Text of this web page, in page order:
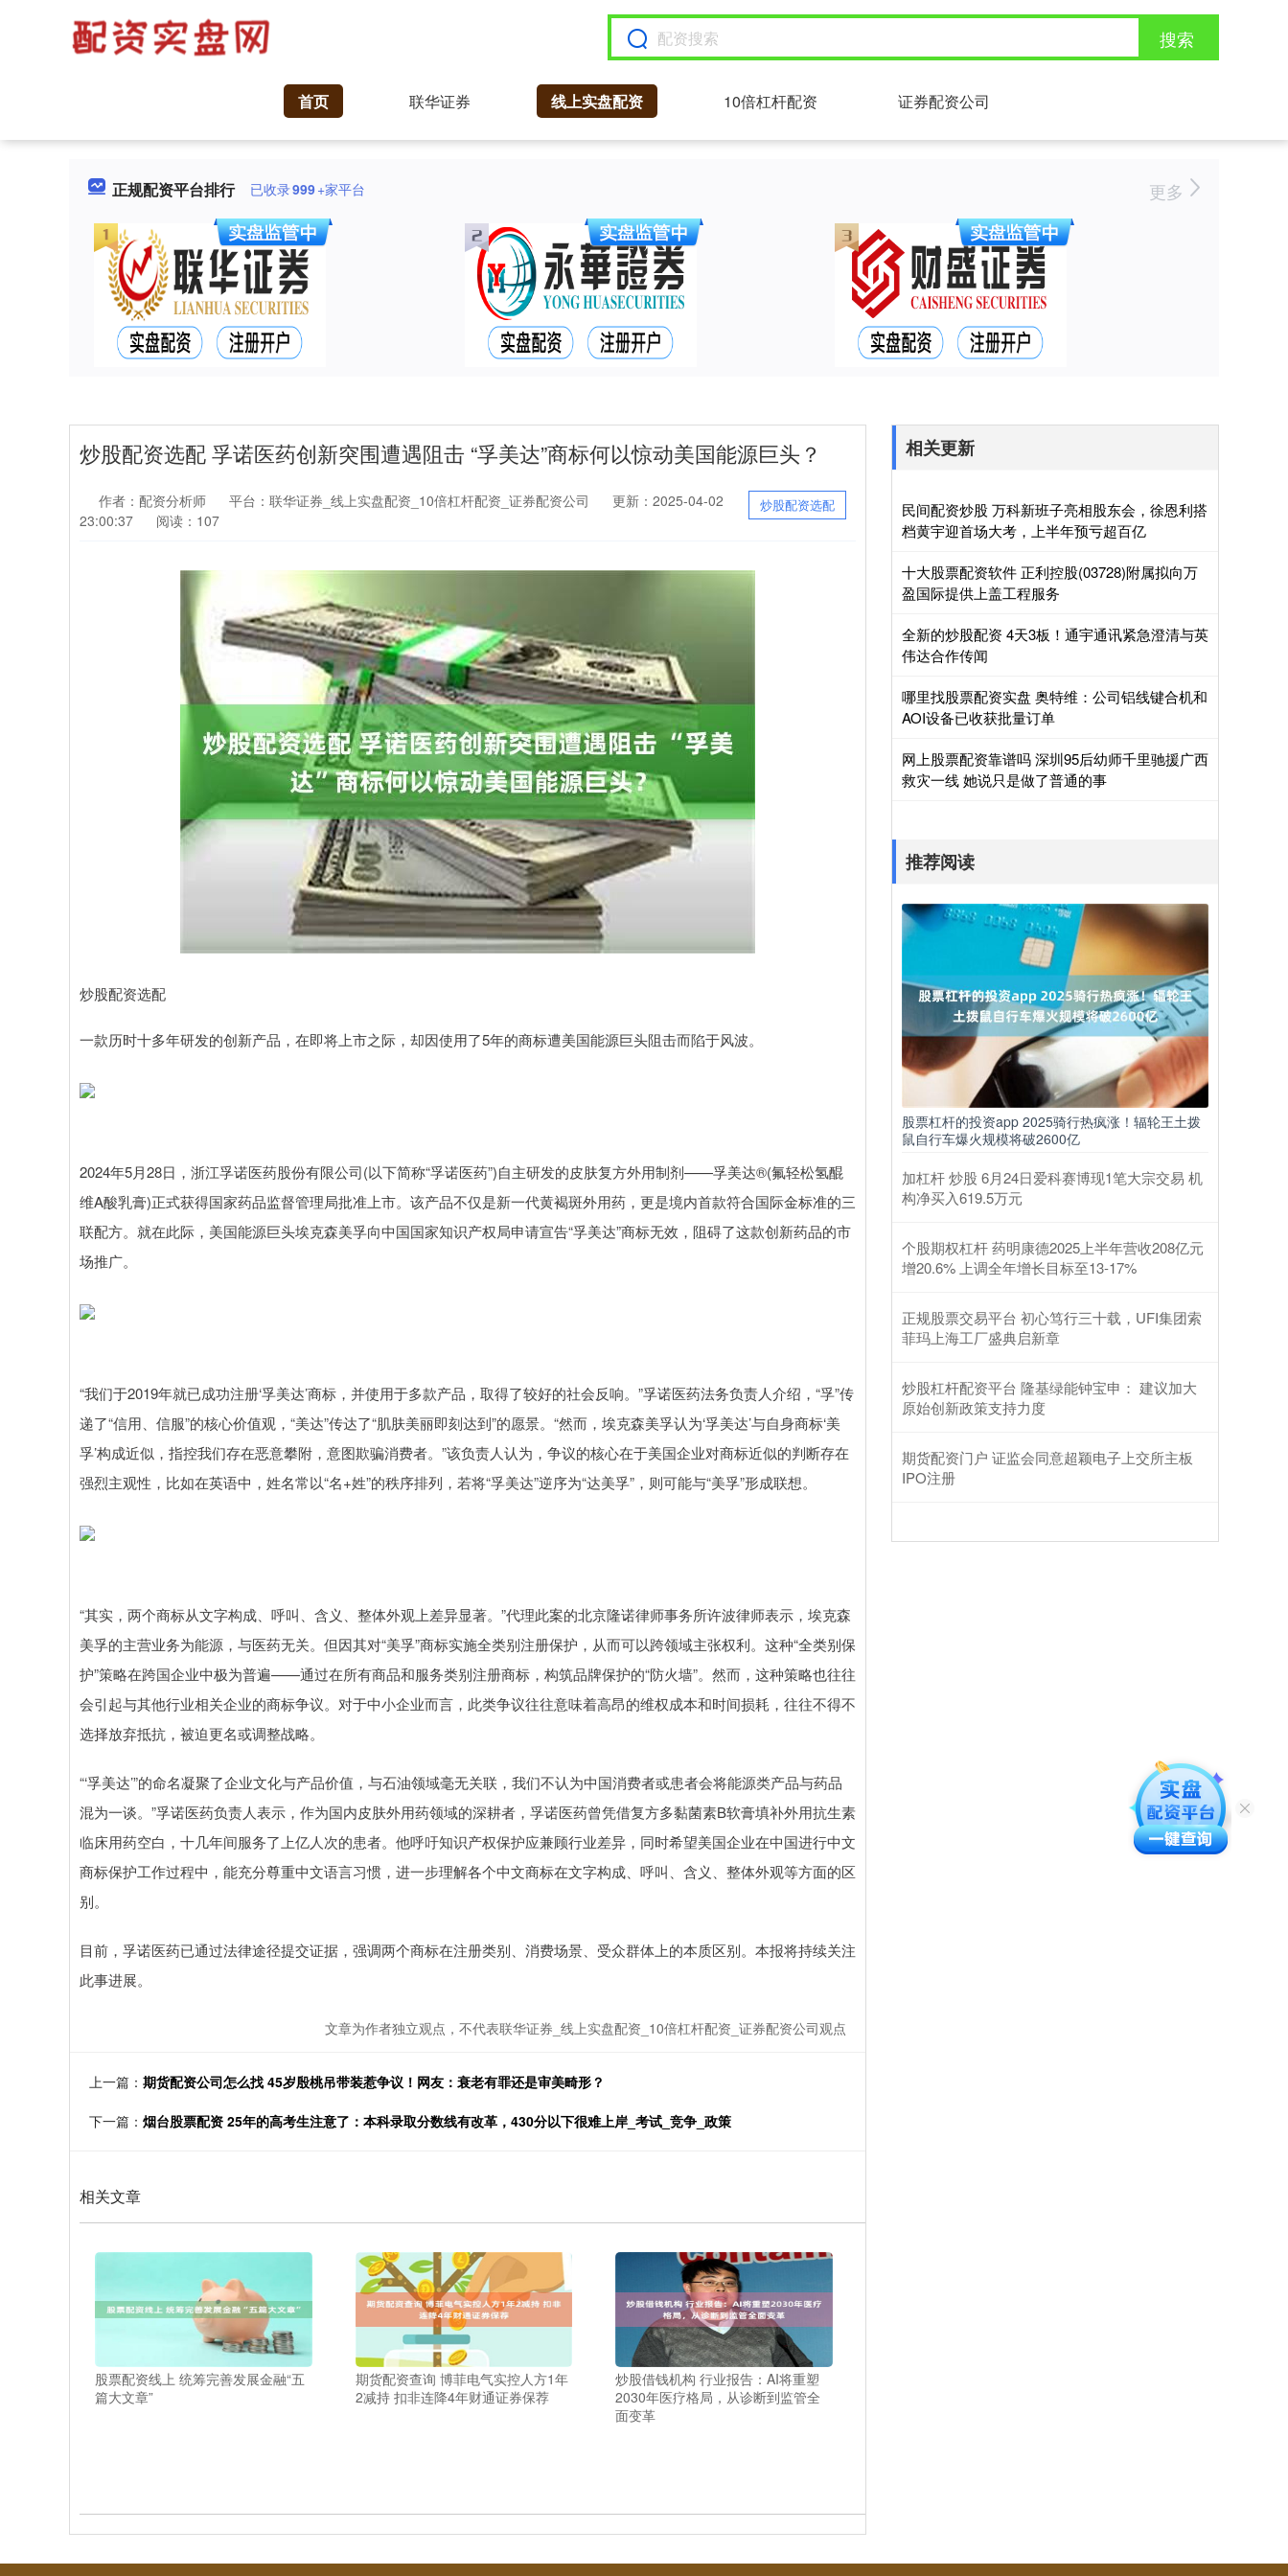
搜索
首页 联华证券 线上实盘配资 10倍杠杆配资 证券配资公司
正规配资平台排行 已收录999+家平台 更多
炒股配资选配 孚诺医药创新突围遭遇阻击 “孚美达”商标何以惊动美国能源巨头？
炒股配资选配
作者：配资分析师 平台：联华证券_线上实盘配资_10倍杠杆配资_证券配资公司
更新：2025-04-02
23:00:37
阅读：107
炒股配资选配
一款历时十多年研发的创新产品，在即将上市之际，却因使用了5年的商标遭美国能源巨头阻击而陷于风波。
2024年5月28日，浙江孚诺医药股份有限公司(以下简称“孚诺医药”)自主研发的皮肤复方外用制剂——孚美达®(氟轻松氢醌
维A酸乳膏)正式获得国家药品监督管理局批准上市。该产品不仅是新一代黄褐斑外用药，更是境内首款符合国际金标准的三
联配方。就在此际，美国能源巨头埃克森美孚向中国国家知识产权局申请宣告“孚美达”商标无效，阻碍了这款创新药品的市
场推广。
“我们于2019年就已成功注册‘孚美达’商标，并使用于多款产品，取得了较好的社会反响。”孚诺医药法务负责人介绍，“孚”传
递了“信用、信服”的核心价值观，“美达”传达了“肌肤美丽即刻达到”的愿景。“然而，埃克森美孚认为‘孚美达’与自身商标‘美
孚’构成近似，指控我们存在恶意攀附，意图欺骗消费者。”该负责人认为，争议的核心在于美国企业对商标近似的判断存在
强烈主观性，比如在英语中，姓名常以“名+姓”的秩序排列，若将“孚美达”逆序为“达美孚”，则可能与“美孚”形成联想。
“其实，两个商标从文字构成、呼叫、含义、整体外观上差异显著。”代理此案的北京隆诺律师事务所许波律师表示，埃克森
美孚的主营业务为能源，与医药无关。但因其对“美孚”商标实施全类别注册保护，从而可以跨领域主张权利。这种“全类别保
护”策略在跨国企业中极为普遍——通过在所有商品和服务类别注册商标，构筑品牌保护的“防火墙”。然而，这种策略也往往
会引起与其他行业相关企业的商标争议。对于中小企业而言，此类争议往往意味着高昂的维权成本和时间损耗，往往不得不
选择放弃抵抗，被迫更名或调整战略。
“‘孚美达’”的命名凝聚了企业文化与产品价值，与石油领域毫无关联，我们不认为中国消费者或患者会将能源类产品与药品
混为一谈。”孚诺医药负责人表示，作为国内皮肤外用药领域的深耕者，孚诺医药曾凭借复方多黏菌素B软膏填补外用抗生素
临床用药空白，十几年间服务了上亿人次的患者。他呼吁知识产权保护应兼顾行业差异，同时希望美国企业在中国进行中文
商标保护工作过程中，能充分尊重中文语言习惯，进一步理解各个中文商标在文字构成、呼叫、含义、整体外观等方面的区
别。
目前，孚诺医药已通过法律途径提交证据，强调两个商标在注册类别、消费场景、受众群体上的本质区别。本报将持续关注
此事进展。
文章为作者独立观点，不代表联华证券_线上实盘配资_10倍杠杆配资_证券配资公司观点
上一篇： 期货配资公司怎么找 45岁殷桃吊带装惹争议！网友：衰老有罪还是审美畸形？
下一篇： 烟台股票配资 25年的高考生注意了：本科录取分数线有改革，430分以下很难上岸_考试_竞争_政策
相关文章
股票配资线上 统筹完善发展金融“五
篇大文章”
期货配资查询 博菲电气实控人方1年
2减持 扣非连降4年财通证券保荐
炒股借钱机构 行业报告：AI将重塑
2030年医疗格局，从诊断到监管全
面变革
相关更新
民间配资炒股 万科新班子亮相股东会，徐恩利搭
档黄宇迎首场大考，上半年预亏超百亿
十大股票配资软件 正利控股(03728)附属拟向万
盈国际提供上盖工程服务
全新的炒股配资 4天3板！通宇通讯紧急澄清与英
伟达合作传闻
哪里找股票配资实盘 奥特维：公司铝线键合机和
AOI设备已收获批量订单
网上股票配资靠谱吗 深圳95后幼师千里驰援广西
救灾一线 她说只是做了普通的事
推荐阅读
股票杠杆的投资app 2025骑行热疯涨！辐轮王土拨
鼠自行车爆火规模将破2600亿
加杠杆 炒股 6月24日爱科赛博现1笔大宗交易 机
构净买入619.5万元
个股期权杠杆 药明康德2025上半年营收208亿元
增20.6% 上调全年增长目标至13-17%
正规股票交易平台 初心笃行三十载，UFI集团索
菲玛上海工厂盛典启新章
炒股杠杆配资平台 隆基绿能钟宝申： 建议加大
原始创新政策支持力度
期货配资门户 证监会同意超颖电子上交所主板
IPO注册